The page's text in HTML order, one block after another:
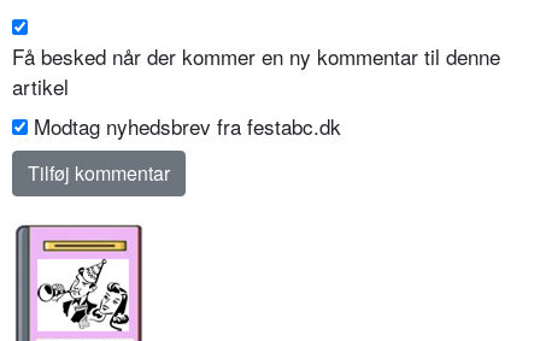
Få besked når der kommer en ny kommentar til denne
artikel
Modtag nyhedsbrev fra festabc.dk